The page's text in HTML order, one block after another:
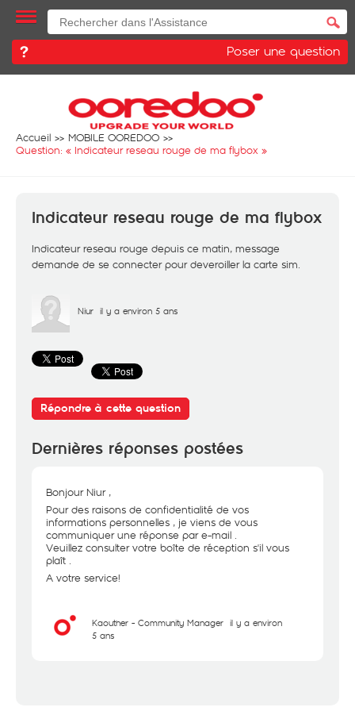
Poser une question
Accueil
MOBILE OOREDOO
Question: « Indicateur reseau rouge de ma flybox »
Indicateur reseau rouge de ma flybox
Indicateur reseau rouge depuis ce matin, message
demande de se connecter pour deveroiller la carte sim.
Niur il y a environ 5 ans
Répondre à cette question
Dernières réponses postées
Bonjour Niur ,
Pour des raisons de confidentialité de vos
informations personnelles , je viens de vous
communiquer une réponse par e-mail .
Veuillez consulter votre boîte de réception s'il vous
plaît .
A votre service!
Kaouther - Community Manager il y a environ
5 ans